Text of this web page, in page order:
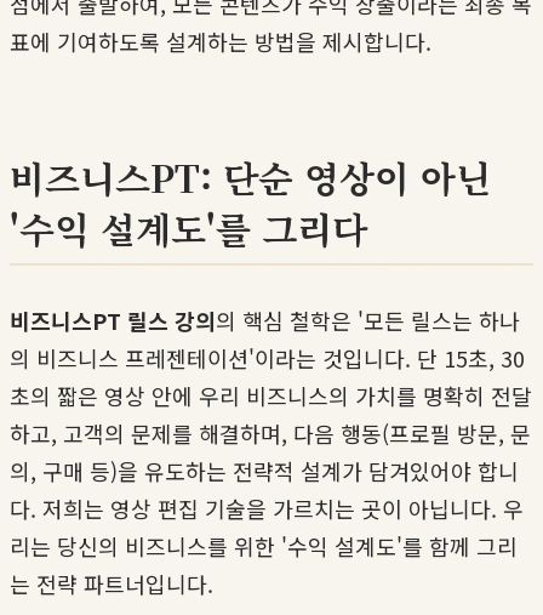
표에 기여하도록 설계하는 방법을 제시합니다.
비즈니스PT: 단순 영상이 아닌
'수익 설계도'를 그리다
비즈니스PT 릴스 강의의 핵심 철학은 '모든 릴스는 하나
의 비즈니스 프레젠테이션'이라는 것입니다. 단 15초, 30
초의 짧은 영상 안에 우리 비즈니스의 가치를 명확히 전달
하고, 고객의 문제를 해결하며, 다음 행동(프로필 방문, 문
의, 구매 등)을 유도하는 전략적 설계가 담겨있어야 합니
다. 저희는 영상 편집 기술을 가르치는 곳이 아닙니다. 우
리는 당신의 비즈니스를 위한 '수익 설계도'를 함께 그리
는 전략 파트너입니다.